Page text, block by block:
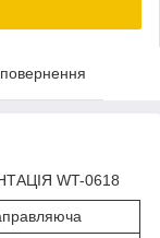
WT-0618